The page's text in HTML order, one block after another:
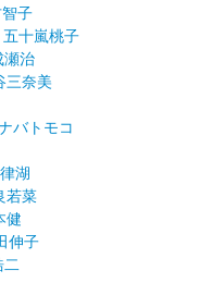
子
十嵐桃子
治
奈美
バトモコ
湖
若菜
健
伸子